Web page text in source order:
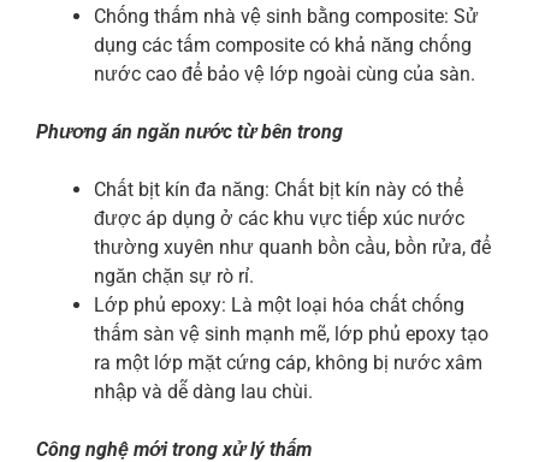
Chống thấm nhà vệ sinh bằng composite: Sử
dụng các tấm composite có khả năng chống
nước cao để bảo vệ lớp ngoài cùng của sàn.
Phương án ngăn nước từ bên trong
Chất bịt kín đa năng: Chất bịt kín này có thể
được áp dụng ở các khu vực tiếp xúc nước
thường xuyên như quanh bồn cầu, bồn rửa, để
ngăn chặn sự rò rỉ.
Lớp phủ epoxy: Là một loại hóa chất chống
thấm sàn vệ sinh mạnh mẽ, lớp phủ epoxy tạo
ra một lớp mặt cứng cáp, không bị nước xâm
nhập và dễ dàng lau chùi.
Công nghệ mới trong xử lý thấm